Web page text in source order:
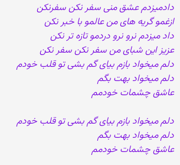
دادمیزدم عشق منی سفر نکن سفرنکن
ازغمو گریه های من عالمو با خبر نکن
داد میزدم نرو نرو دردمو تازه تر نکن
عزیز این شبای من سفر نکن سفر نکن
دلم میخواد بازم بیای گم بشی تو قلب خودم
دلم میخواد بهت بگم
عاشق چشمات خودمم
دلم میخواد بازم بیای گم بشی تو قلب خودم
دلم میخواد بهت بگم
عاشق چشمات خودمم